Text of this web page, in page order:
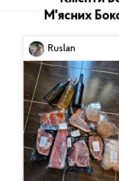
М'ясних
Ruslan